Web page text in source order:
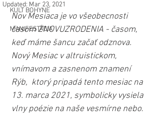
KULT BOHYNE
MANIFESTÁCIA
Updated: Mar 23, 2021
Nov Mesiaca je vo všeobecnosti
časom ZNOVUZRODENIA - časom,
keď máme šancu začať odznova.
Nový Mesiac v altruistickom,
vnímavom a zasnenom znamení
Rýb,  ktorý pripadá tento mesiac na
13. marca 2021, symbolicky vysiela
vlny poézie na naše vesmírne nebo.